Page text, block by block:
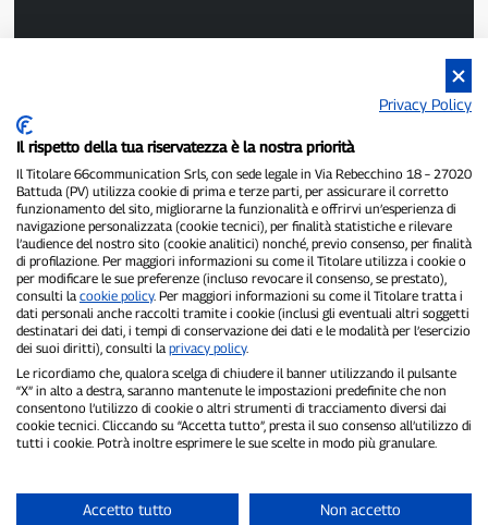
Registrierungsnummer 1/2021 vom 1.2.2021 – Gericht Pavia.
Inhaber und Herausgeber:66communication Srls– USt-IdNr.
02798890188.
Chefredakteur:Alessandro Secchi – Stellvertretender Chefredakteur:
Federico Benedusi.
Datenschutzrichtlinie–Cookie-Richtlinie
„Wenn es wirklich passiert ist, findet man es auf P300.it.“
Copyright © P300.it 2012–2026
Privacy Policy
Il rispetto della tua riservatezza è la nostra priorità
Il Titolare 66communication Srls, con sede legale in Via Rebecchino 18 – 27020
Battuda (PV) utilizza cookie di prima e terze parti, per assicurare il corretto
funzionamento del sito, migliorarne la funzionalità e offrirvi un’esperienza di
navigazione personalizzata (cookie tecnici), per finalità statistiche e rilevare
l’audience del nostro sito (cookie analitici) nonché, previo consenso, per finalità
di profilazione. Per maggiori informazioni su come il Titolare utilizza i cookie o
per modificare le sue preferenze (incluso revocare il consenso, se prestato),
consulti la cookie policy. Per maggiori informazioni su come il Titolare tratta i
dati personali anche raccolti tramite i cookie (inclusi gli eventuali altri soggetti
destinatari dei dati, i tempi di conservazione dei dati e le modalità per l’esercizio
dei suoi diritti), consulti la privacy policy.
Le ricordiamo che, qualora scelga di chiudere il banner utilizzando il pulsante
“X” in alto a destra, saranno mantenute le impostazioni predefinite che non
consentono l’utilizzo di cookie o altri strumenti di tracciamento diversi dai
cookie tecnici. Cliccando su “Accetta tutto”, presta il suo consenso all’utilizzo di
tutti i cookie. Potrà inoltre esprimere le sue scelte in modo più granulare.
Accetto tutto Non accetto